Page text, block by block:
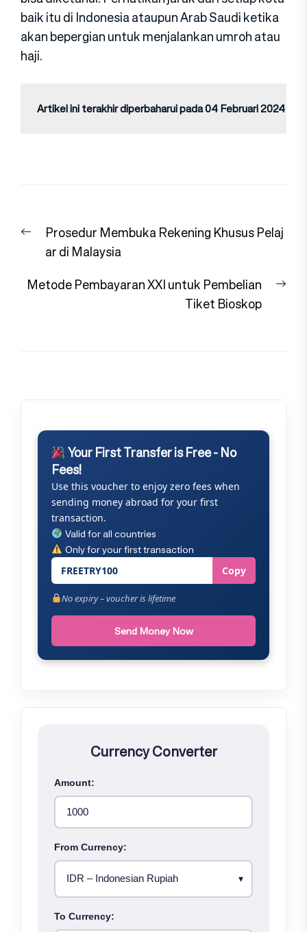
baik itu di Indonesia ataupun Arab Saudi ketika
akan bepergian untuk menjalankan umroh atau
haji.
Artikel ini terakhir diperbaharui pada 04 Februari 2024
pos
Previous
post:
Prosedur Membuka Rekening Khusus Pelaj
ar di Malaysia
Metode Pembayaran XXI untuk Pembelian
Tiket Bioskop
Your First Transfer is Free - No
Fees!
Use this voucher to enjoy zero fees when
sending money abroad for your first
transaction.
Valid for all countries
Only for your first transaction
FREETRY100 Copy
No expiry – voucher is lifetime
Send Money Now
Currency Converter
Amount:
From Currency:
To Currency: